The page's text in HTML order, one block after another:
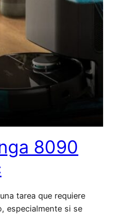
8090
tarea que requiere
especialmente si se